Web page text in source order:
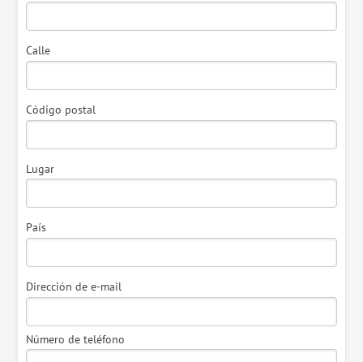
Calle
Código postal
Lugar
País
Dirección de e-mail
Número de teléfono